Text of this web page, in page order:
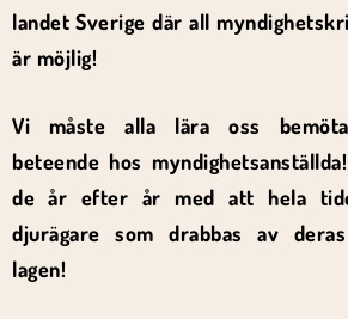
landet Sverige där all
är möjlig!
Vi måste alla lära oss
beteende hos
de år efter år med att hela
djurägare som drabbas av
lagen!